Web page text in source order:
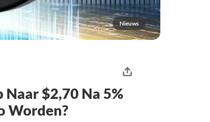
Nieuws
$2,70 Na 5%
Worden?